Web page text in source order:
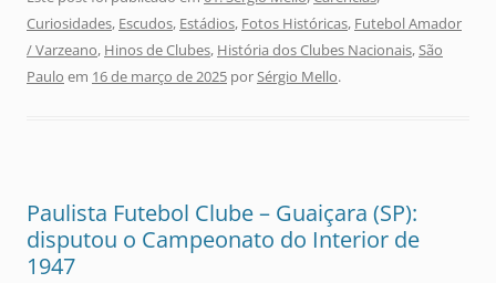
Curiosidades, Escudos, Estádios, Fotos Históricas, Futebol Amador
/ Varzeano, Hinos de Clubes, História dos Clubes Nacionais,São
Paulo em 16 de março de 2025 porSérgio Mello.
Paulista Futebol Clube – Guaiçara (SP):
disputou o Campeonato do Interior de
1947